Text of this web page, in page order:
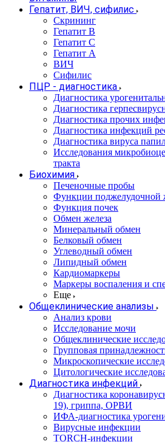
Гепатит, ВИЧ, сифилис
Скрининг
Гепатит В
Гепатит С
Гепатит А
ВИЧ
Сифилис
ПЦР - диагностика
Диагностика
Диагностика
Диагностика прочих
Диагностика инфекций
Диагностика вируса
Исследования
тракта
Биохимия
Печеночные пробы
Функции поджелудочной
Функция почек
Обмен железа
Минеральный обмен
Белковый обмен
Углеводный обмен
Липидный обмен
Кардиомаркеры
Маркеры воспаления и
Еще
Общеклинические анализы
Анализ крови
Исследование мочи
Общеклинические
Групповая
Микроскопические
Цитологические
Диагностика инфекций
Диагностика
19), гриппа, ОРВИ
ИФА-диагностика
Вирусные инфекции
TORCH-инфекции